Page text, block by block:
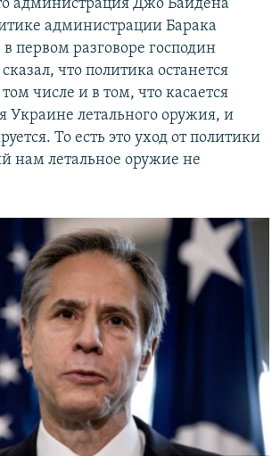
администрация Джо Байдена
администрации Барака
первом разговоре господин
что политика останется
числе и в том, что касается
Украине летального оружия, и
То есть это уход от политики
нам летальное оружие не